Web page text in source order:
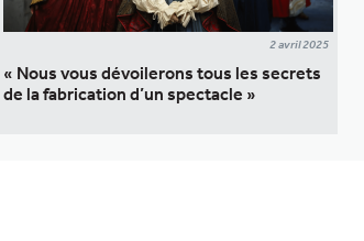
2 avril 2025
« Nous vous dévoilerons tous les secrets
de la fabrication d’un spectacle »